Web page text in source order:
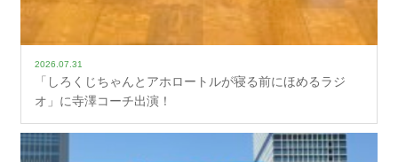
2026.07.31
「しろくじちゃんとアホロートルが寝る前にほめるラジ
オ」に寺澤コーチ出演！